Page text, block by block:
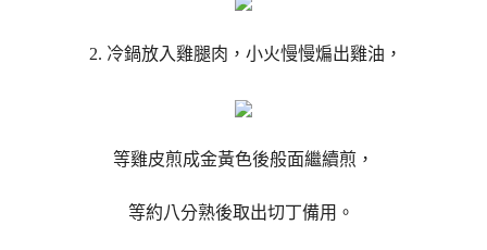
2. 冷鍋放入雞腿肉，小火慢慢煸出雞油，
等雞皮煎成金黃色後般面繼續煎，
等約八分熟後取出切丁備用。